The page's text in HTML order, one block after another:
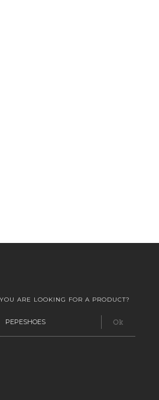
YOU ARE LOOKING FOR A PRODUCT?